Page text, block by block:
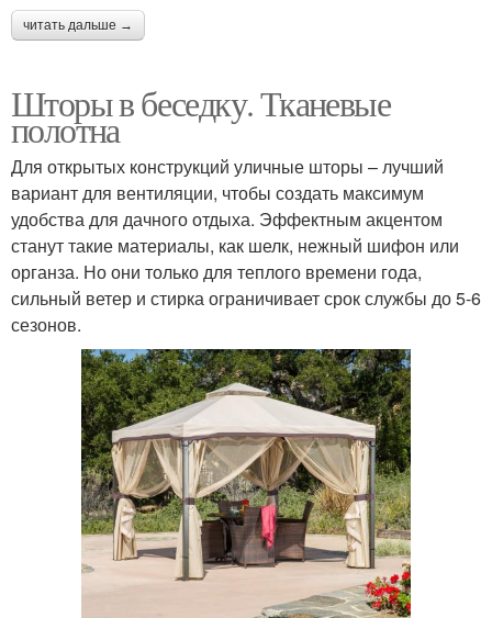
читать дальше →
Шторы в беседку. Тканевые
полотна
Для открытых конструкций уличные шторы – лучший
вариант для вентиляции, чтобы создать максимум
удобства для дачного отдыха. Эффектным акцентом
станут такие материалы, как шелк, нежный шифон или
органза. Но они только для теплого времени года,
сильный ветер и стирка ограничивает срок службы до 5-6
сезонов.